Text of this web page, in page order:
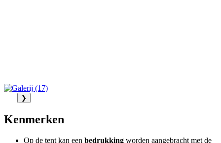
❯
Kenmerken
Op de tent kan een bedrukking worden aangebracht met de